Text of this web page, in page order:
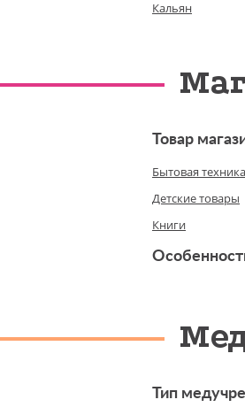
Кальян
Товар
Бытовая техника
Детские товары
Книги
Тип